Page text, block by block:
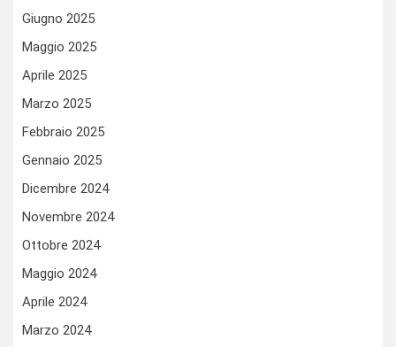
Giugno 2025
Maggio 2025
Aprile 2025
Marzo 2025
Febbraio 2025
Gennaio 2025
Dicembre 2024
Novembre 2024
Ottobre 2024
Maggio 2024
Aprile 2024
Marzo 2024